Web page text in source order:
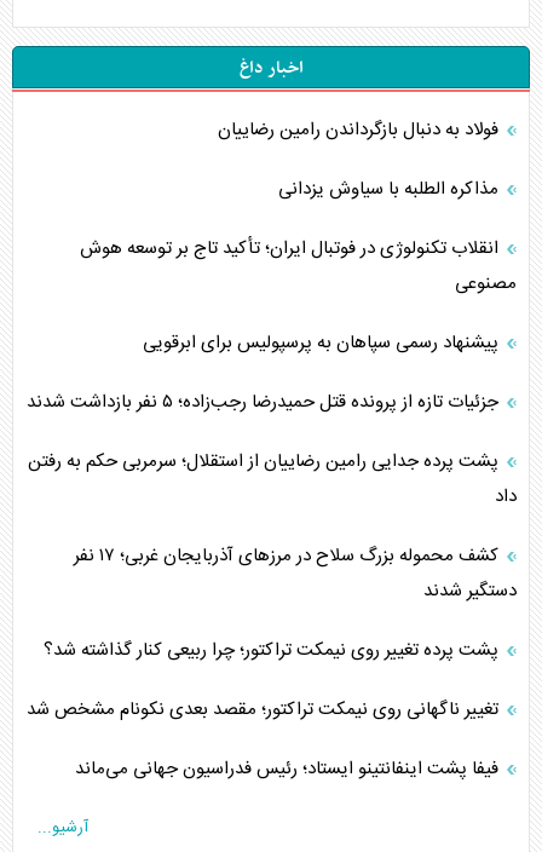
اخبار داغ
فولاد به دنبال بازگرداندن رامین رضاییان
مذاکره الطلبه با سیاوش یزدانی
انقلاب تکنولوژی در فوتبال ایران؛ تأکید تاج بر توسعه هوش
مصنوعی
پیشنهاد رسمی سپاهان به پرسپولیس برای ابرقویی
جزئیات تازه از پرونده قتل حمیدرضا رجب‌زاده؛ ۵ نفر بازداشت شدند
پشت پرده جدایی رامین رضاییان از استقلال؛ سرمربی حکم به رفتن
داد
کشف محموله بزرگ سلاح در مرزهای آذربایجان غربی؛ ۱۷ نفر
دستگیر شدند
پشت پرده تغییر روی نیمکت تراکتور؛ چرا ربیعی کنار گذاشته شد؟
تغییر ناگهانی روی نیمکت تراکتور؛ مقصد بعدی نکونام مشخص شد
فیفا پشت اینفانتینو ایستاد؛ رئیس فدراسیون جهانی می‌ماند
آرشیو...